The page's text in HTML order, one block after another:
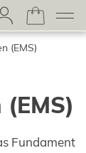
(EMS)
Fundament